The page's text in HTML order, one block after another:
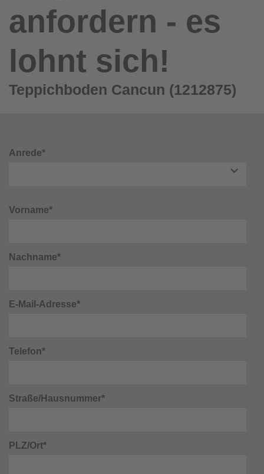
anfordern - es
lohnt sich!
Teppichboden Cancun (1212875)
Anrede*
Vorname*
Nachname*
E-Mail-Adresse*
Telefon*
Straße/Hausnummer*
PLZ/Ort*